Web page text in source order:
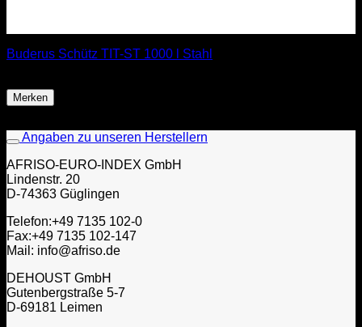
Buderus Schütz TIT-ST 1000 l Stahl
Merken
Angaben zu unseren Herstellern
AFRISO-EURO-INDEX GmbH
Lindenstr. 20
D-74363 Güglingen
Telefon:+49 7135 102-0
Fax:+49 7135 102-147
Mail: info@afriso.de
DEHOUST GmbH
Gutenbergstraße 5-7
D-69181 Leimen